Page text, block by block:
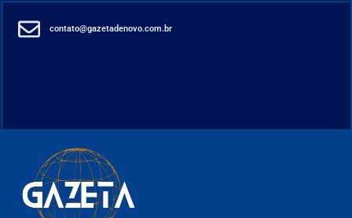
contato@gazetadenovo.com.br